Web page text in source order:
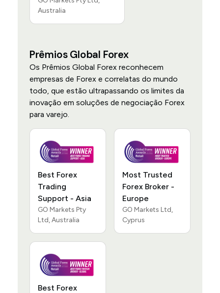
Australia
Prêmios Global Forex
Os Prêmios Global Forex reconhecem
empresas de Forex e correlatas do mundo
todo, que estão ultrapassando os limites da
inovação em soluções de negociação Forex
para varejo.
Best Forex
Trading
Support - Asia
GO Markets Pty
Ltd, Australia
Most Trusted
Forex Broker -
Europe
GO Markets Ltd,
Cyprus
Best Forex